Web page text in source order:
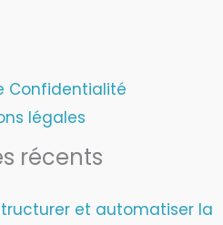
Confidentialité
légales
récents
et automatiser la